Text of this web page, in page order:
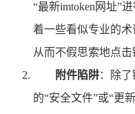
“最新imtoken网址”
着一些看似专业的
从而不假思索地点击
附件陷阱：除
的“安全文件”或“更